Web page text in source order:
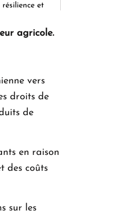
résilience et
agricole.
vers
droits de
de
en raison
des coûts
sur les